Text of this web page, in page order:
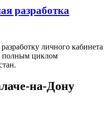
разработка
личного кабинета
полным циклом
на-Дону